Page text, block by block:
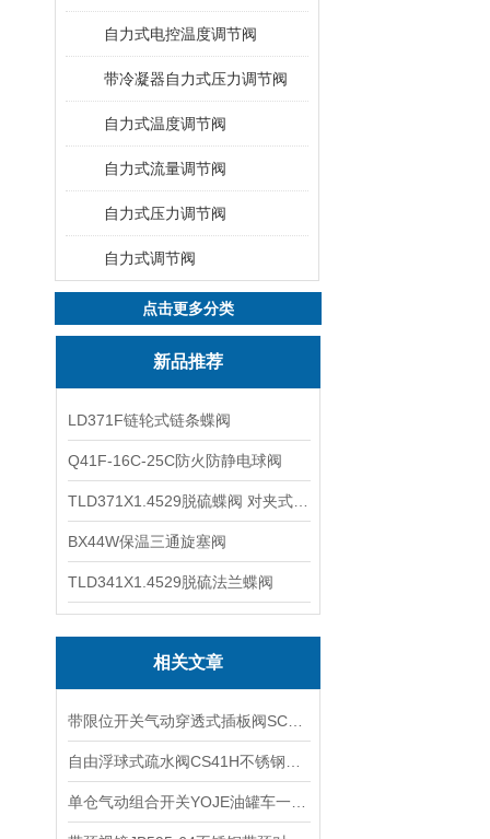
自力式电控温度调节阀
带冷凝器自力式压力调节阀
自力式温度调节阀
自力式流量调节阀
自力式压力调节阀
自力式调节阀
点击更多分类
新品推荐
LD371F链轮式链条蝶阀
Q41F-16C-25C防火防静电球阀
BX44W保温三通旋塞阀
TLD341X1.4529脱硫法兰蝶阀
相关文章